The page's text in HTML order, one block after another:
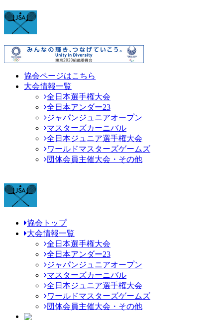
協会ページはこちら
大会情報一覧
全日本選手権大会
全日本アンダー23
ジャパンジュニアオープン
マスターズカーニバル
全日本ジュニア選手権大会
ワールドマスターズゲームズ
団体会員主催大会・その他
協会トップ
大会情報一覧
全日本選手権大会
全日本アンダー23
ジャパンジュニアオープン
マスターズカーニバル
全日本ジュニア選手権大会
ワールドマスターズゲームズ
団体会員主催大会・その他